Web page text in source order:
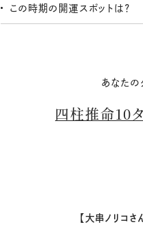
この時期の開運スポットは？
あなたの
四柱推命10
【大串ノリコ